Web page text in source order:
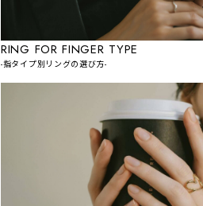
RING FOR FINGER TYPE
-指タイプ別リングの選び方-